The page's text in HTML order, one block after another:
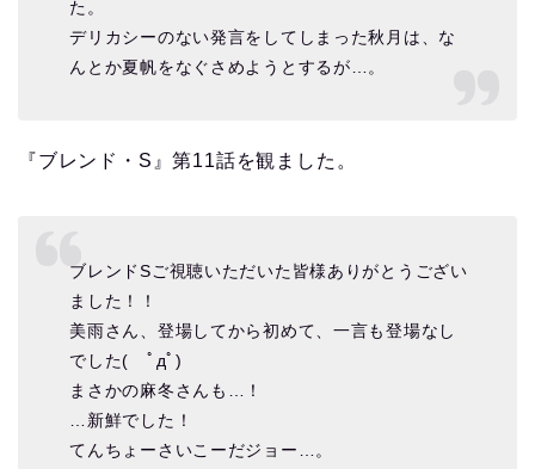
た。
デリカシーのない発言をしてしまった秋月は、な
んとか夏帆をなぐさめようとするが…。
『ブレンド・S』第11話を観ました。
ブレンドSご視聴いただいた皆様ありがとうござい
ました！！
美雨さん、登場してから初めて、一言も登場なし
でした( ﾟдﾟ)
まさかの麻冬さんも…！
…新鮮でした！
てんちょーさいこーだジョー…。